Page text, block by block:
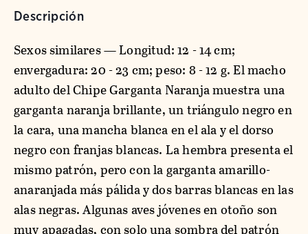
Descripción
Sexos similares — Longitud: 12 - 14 cm;
envergadura: 20 - 23 cm; peso: 8 - 12 g. El macho
adulto del Chipe Garganta Naranja muestra una
garganta naranja brillante, un triángulo negro en
la cara, una mancha blanca en el ala y el dorso
negro con franjas blancas. La hembra presenta el
mismo patrón, pero con la garganta amarillo-
anaranjada más pálida y dos barras blancas en las
alas negras. Algunas aves jóvenes en otoño son
muy apagadas, con solo una sombra del patrón